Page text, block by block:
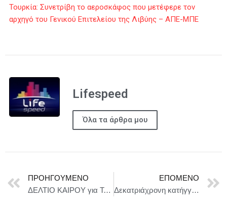
Τουρκία: Συνετρίβη το αεροσκάφος που μετέφερε τον
αρχηγό του Γενικού Επιτελείου της Λιβύης – ΑΠΕ-ΜΠΕ
Lifespeed
Όλα τα άρθρα μου
ΠΡΟΗΓΟΎΜΕΝΟ
ΔΕΛΤΙΟ ΚΑΙΡΟΥ για Τετάρτη 24/12
ΕΠΌΜΕΝΟ
Δεκατριάχρονη κατήγγειλε ότι έπεσε θύμα ομαδικού βιασμού από νεαρούς